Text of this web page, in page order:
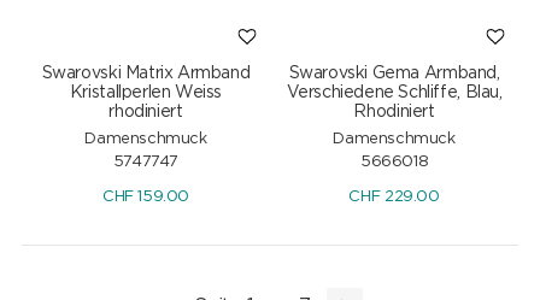
Swarovski Matrix Armband
Kristallperlen Weiss
rhodiniert
Damenschmuck
5747747
CHF 159.00
Swarovski Gema Armband,
Verschiedene Schliffe, Blau,
Rhodiniert
Damenschmuck
5666018
CHF 229.00